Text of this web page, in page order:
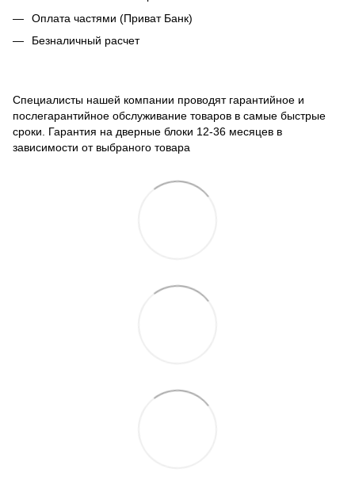
Оплата частями (Приват Банк)
Безналичный расчет
Специалисты нашей компании проводят гарантийное и
послегарантийное обслуживание товаров в самые быстрые
сроки. Гарантия на дверные блоки 12-36 месяцев в
зависимости от выбраного товара